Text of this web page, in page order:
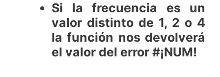
Si la frecuencia es un
valor distinto de 1, 2 o 4
la función nos devolverá
el valor del error #¡NUM!